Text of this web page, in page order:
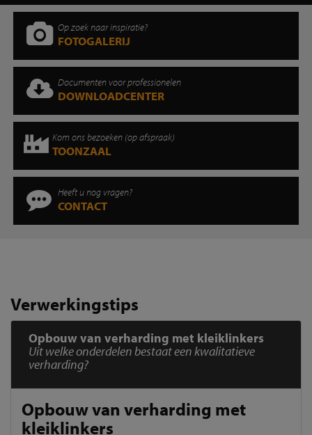
Op zoek naar inspiratie?
FOTOGALERIJ
Documenten voor professionelen
DOWNLOADCENTER
Kom ons bezoeken (op afspraak)
TOONZAAL
Heeft u nog vragen?
CONTACT
Verwerkingstips
Opbouw van verharding met kleiklinkers
Uit welke onderdelen bestaat een kwalitatieve
verharding?
Opbouw van verharding met
kleiklinkers